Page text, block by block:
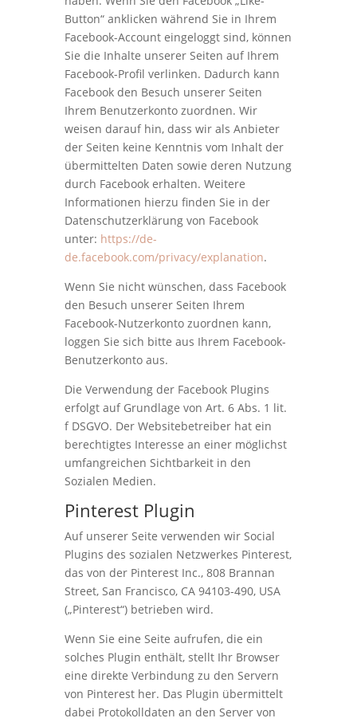
Button“ anklicken während Sie in Ihrem
Facebook-Account eingeloggt sind, können
Sie die Inhalte unserer Seiten auf Ihrem
Facebook-Profil verlinken. Dadurch kann
Facebook den Besuch unserer Seiten
Ihrem Benutzerkonto zuordnen. Wir
weisen darauf hin, dass wir als Anbieter
der Seiten keine Kenntnis vom Inhalt der
übermittelten Daten sowie deren Nutzung
durch Facebook erhalten. Weitere
Informationen hierzu finden Sie in der
Datenschutzerklärung von Facebook
unter: https://de-
de.facebook.com/privacy/explanation.
Wenn Sie nicht wünschen, dass Facebook
den Besuch unserer Seiten Ihrem
Facebook-Nutzerkonto zuordnen kann,
loggen Sie sich bitte aus Ihrem Facebook-
Benutzerkonto aus.
Die Verwendung der Facebook Plugins
erfolgt auf Grundlage von Art. 6 Abs. 1 lit.
f DSGVO. Der Websitebetreiber hat ein
berechtigtes Interesse an einer möglichst
umfangreichen Sichtbarkeit in den
Sozialen Medien.
Pinterest Plugin
Auf unserer Seite verwenden wir Social
Plugins des sozialen Netzwerkes Pinterest,
das von der Pinterest Inc., 808 Brannan
Street, San Francisco, CA 94103-490, USA
(„Pinterest“) betrieben wird.
Wenn Sie eine Seite aufrufen, die ein
solches Plugin enthält, stellt Ihr Browser
eine direkte Verbindung zu den Servern
von Pinterest her. Das Plugin übermittelt
dabei Protokolldaten an den Server von